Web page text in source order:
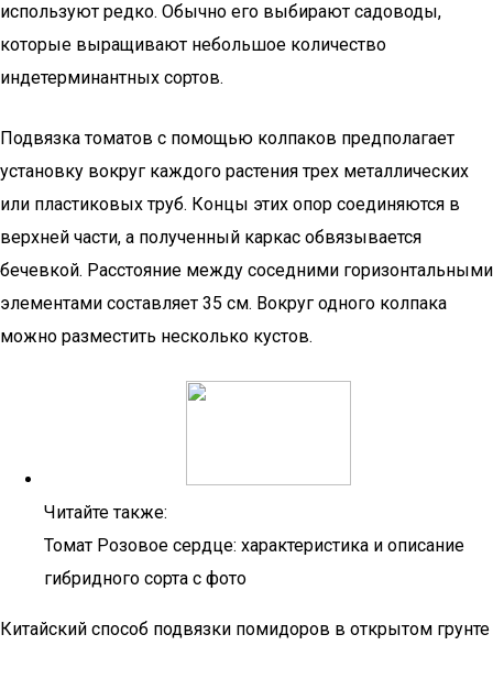
используют редко. Обычно его выбирают садоводы,
которые выращивают небольшое количество
индетерминантных сортов.
Подвязка томатов с помощью колпаков предполагает
установку вокруг каждого растения трех металлических
или пластиковых труб. Концы этих опор соединяются в
верхней части, а полученный каркас обвязывается
бечевкой. Расстояние между соседними горизонтальными
элементами составляет 35 см. Вокруг одного колпака
можно разместить несколько кустов.
Читайте также:
Томат Розовое сердце: характеристика и описание
гибридного сорта с фото
Китайский способ подвязки помидоров в открытом грунте